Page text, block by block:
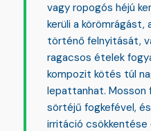
vagy ropogós héjú
kerüli a körömrágást,
történő felnyitását,
ragacsos ételek
kompozit kötés túl
lepattanhat. Mosson
sörtéjű fogkefével,
irritáció csökkentése